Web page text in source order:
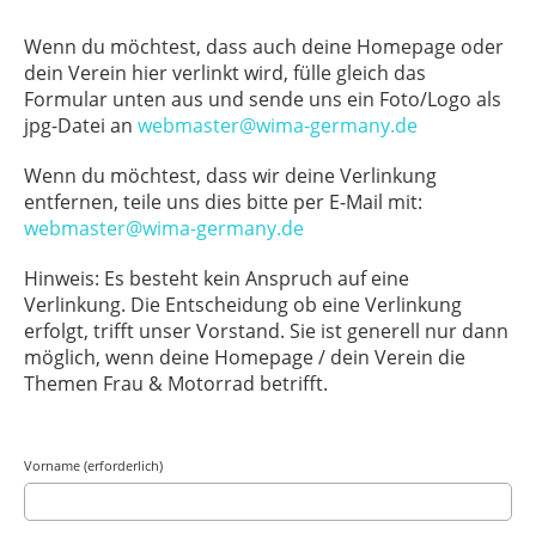
Wenn du möchtest, dass auch deine Homepage oder
dein Verein hier verlinkt wird, fülle gleich das
Formular unten aus und sende uns ein Foto/Logo als
jpg-Datei an webmaster@wima-germany.de
Wenn du möchtest, dass wir deine Verlinkung
entfernen, teile uns dies bitte per E-Mail mit:
webmaster@wima-germany.de
Hinweis: Es besteht kein Anspruch auf eine
Verlinkung. Die Entscheidung ob eine Verlinkung
erfolgt, trifft unser Vorstand. Sie ist generell nur dann
möglich, wenn deine Homepage / dein Verein die
Themen Frau & Motorrad betrifft.
Vorname (erforderlich)